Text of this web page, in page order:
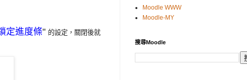
定進度條" 的設定，關閉後就
Moodle WWW
Moodle-MY
搜尋Moodle